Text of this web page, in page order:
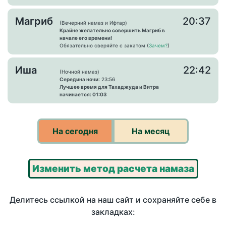
Магриб
(Вечерний намаз и Ифтар)
Крайне желательно совершить Магриб в
начале его времени!
Обязательно сверяйте с закатом (Зачем?)
20:37
Иша
(Ночной намаз)
Середина ночи: 23:56
Лучшее время для Тахаджуда и Витра
начинается: 01:03
22:42
На сегодня На месяц
Изменить метод расчета намаза
Делитесь ссылкой на наш сайт и сохраняйте себе в
закладках: